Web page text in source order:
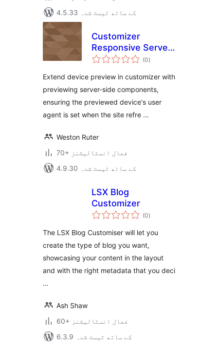
4.5.33 کے ساتھ ٹیسٹ شدہ
Customizer
Responsive Server-
Side Components
(0مجموعی
درجہ
)
Extend device preview in customizer with
previewing server-side components,
ensuring the previewed device's user
agent is set when the site refre …
Weston Ruter
70+ فعال انسٹالیشنز
4.9.30 کے ساتھ ٹیسٹ شدہ
LSX Blog
Customizer
(0مجموعی
درجہ
)
The LSX Blog Customiser will let you
create the type of blog you want,
showcasing your content in the layout
and with the right metadata that you deci
…
Ash Shaw
60+ فعال انسٹالیشنز
6.3.9 کے ساتھ ٹیسٹ شدہ